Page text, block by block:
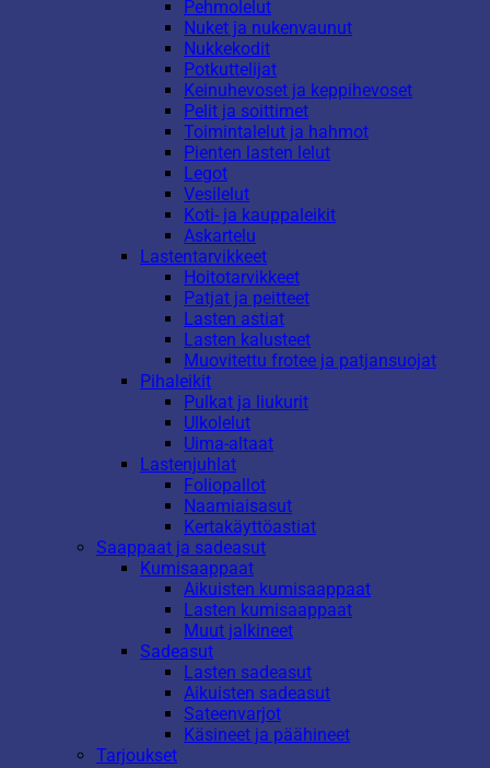
Pehmolelut
Nuket ja nukenvaunut
Nukkekodit
Potkuttelijat
Keinuhevoset ja keppihevoset
Pelit ja soittimet
Toimintalelut ja hahmot
Pienten lasten lelut
Legot
Vesilelut
Koti- ja kauppaleikit
Askartelu
Lastentarvikkeet
Hoitotarvikkeet
Patjat ja peitteet
Lasten astiat
Lasten kalusteet
Muovitettu frotee ja patjansuojat
Pihaleikit
Pulkat ja liukurit
Ulkolelut
Uima-altaat
Lastenjuhlat
Foliopallot
Naamiaisasut
Kertakäyttöastiat
Saappaat ja sadeasut
Kumisaappaat
Aikuisten kumisaappaat
Lasten kumisaappaat
Muut jalkineet
Sadeasut
Lasten sadeasut
Aikuisten sadeasut
Sateenvarjot
Käsineet ja päähineet
Tarjoukset